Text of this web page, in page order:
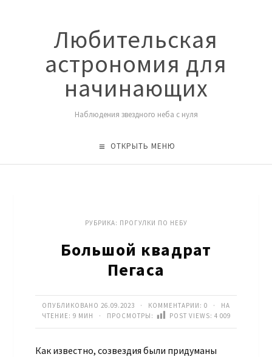
Любительская
астрономия для
начинающих
Наблюдения звездного неба с нуля
ОТКРЫТЬ МЕНЮ
РУБРИКА: ПРОГУЛКИ ПО НЕБУ
Большой квадрат
Пегаса
ОПУБЛИКОВАНО 26.09.2023 · КОММЕНТАРИИ: 0 · НА
ЧТЕНИЕ: 9 МИН · ПРОСМОТРЫ:
POST VIEWS: 4 009
Как известно, созвездия были придуманы